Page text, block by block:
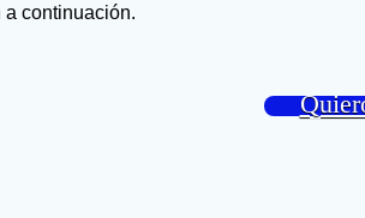
continuación.